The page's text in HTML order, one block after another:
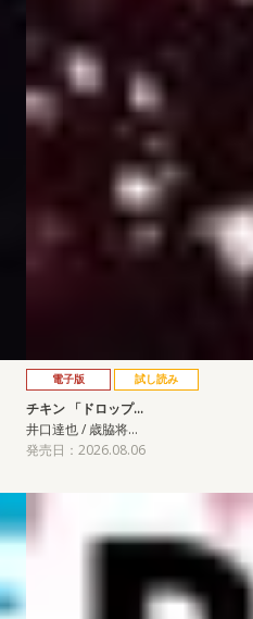
電子版 試し読み
チキン 「ドロップ…
井口達也 / 歳脇将…
発売日：2026.08.06